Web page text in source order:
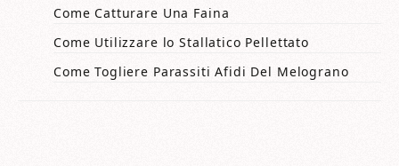
Come Catturare Una Faina
Come Utilizzare lo Stallatico Pellettato
Come Togliere Parassiti Afidi Del Melograno